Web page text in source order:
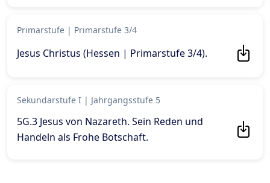
Primarstufe | Primarstufe 3/4
Jesus Christus (Hessen | Primarstufe 3/4).
Sekundarstufe I | Jahrgangsstufe 5
5G.3 Jesus von Nazareth. Sein Reden und
Handeln als Frohe Botschaft.